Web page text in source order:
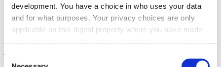
development. You have a choice in who uses your data
and for what purposes. Your privacy choices are only
applicable on this digital property where you have made
the Privacy trigger icon.
Consent
Verhuur
Field Service
Back to Branches
Groothandel Overzicht
Vergroot je ordercapaciteit en verhoog de klanttevredenheid terwijl